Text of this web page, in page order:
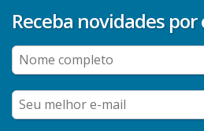
Receba novidades